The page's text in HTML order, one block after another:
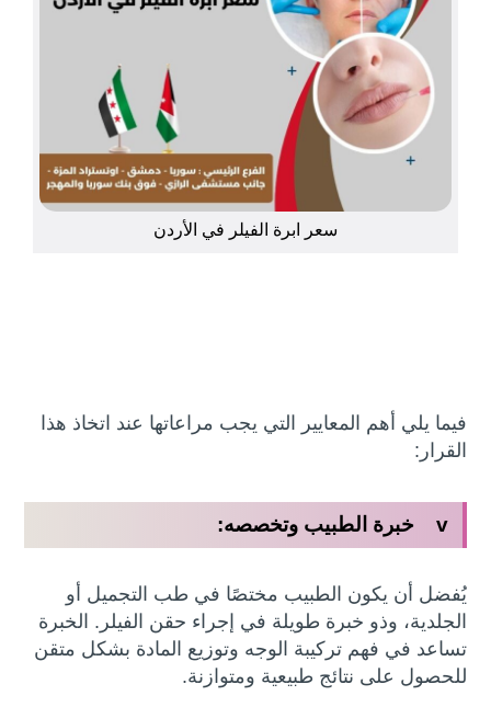
سعر ابرة الفيلر في الأردن
فيما يلي أهم المعايير التي يجب مراعاتها عند اتخاذ هذا
القرار:
v خبرة الطبيب وتخصصه:
يُفضل أن يكون الطبيب مختصًا في طب التجميل أو
الجلدية، وذو خبرة طويلة في إجراء حقن الفيلر. الخبرة
تساعد في فهم تركيبة الوجه وتوزيع المادة بشكل متقن
للحصول على نتائج طبيعية ومتوازنة.